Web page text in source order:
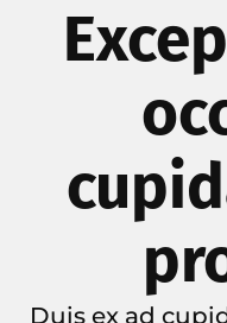
Duis ex ad